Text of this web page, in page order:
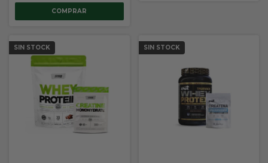
COMPRAR
SIN STOCK SIN STOCK